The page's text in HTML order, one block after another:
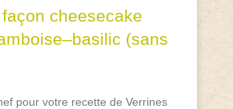
cheesecake
(sans
pour votre recette de Verrines